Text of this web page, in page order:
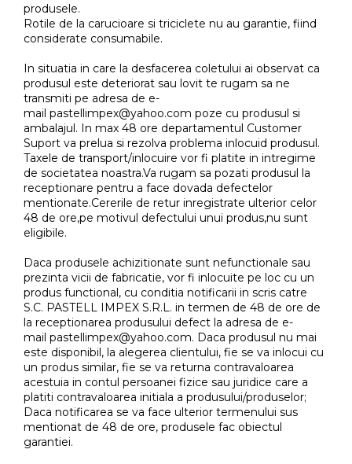
produsele.
Rotile de la carucioare si triciclete nu au garantie, fiind
considerate consumabile.
In situatia in care la desfacerea coletului ai observat ca
produsul este deteriorat sau lovit te rugam sa ne
transmiti pe adresa de e-
mail pastellimpex@yahoo.com poze cu produsul si
ambalajul. In max 48 ore departamentul Customer
Suport va prelua si rezolva problema inlocuid produsul.
Taxele de transport/inlocuire vor fi platite in intregime
de societatea noastra.Va rugam sa pozati produsul la
receptionare pentru a face dovada defectelor
mentionate.Cererile de retur inregistrate ulterior celor
48 de ore,pe motivul defectului unui produs,nu sunt
eligibile.
Daca produsele achizitionate sunt nefunctionale sau
prezinta vicii de fabricatie, vor fi inlocuite pe loc cu un
produs functional, cu conditia notificarii in scris catre
S.C. PASTELL IMPEX S.R.L. in termen de 48 de ore de
la receptionarea produsului defect la adresa de e-
mail pastellimpex@yahoo.com. Daca produsul nu mai
este disponibil, la alegerea clientului, fie se va inlocui cu
un produs similar, fie se va returna contravaloarea
acestuia in contul persoanei fizice sau juridice care a
platiti contravaloarea initiala a produsului/produselor;
Daca notificarea se va face ulterior termenului sus
mentionat de 48 de ore, produsele fac obiectul
garantiei.